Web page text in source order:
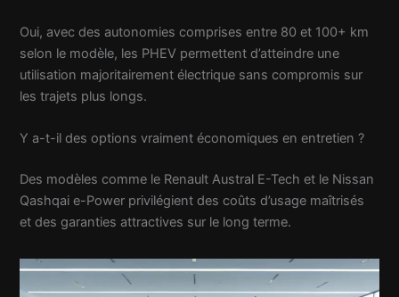
Oui, avec des autonomies comprises entre 80 et 100+ km
selon le modèle, les PHEV permettent d’atteindre une
utilisation majoritairement électrique sans compromis sur
les trajets plus longs.
Y a-t-il des options vraiment économiques en entretien ?
Des modèles comme le Renault Austral E-Tech et le Nissan
Qashqai e-Power privilégient des coûts d’usage maîtrisés
et des garanties attractives sur le long terme.